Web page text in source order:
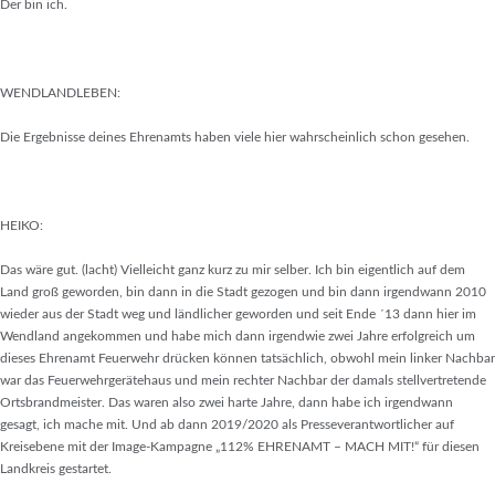
Der bin ich.
WENDLANDLEBEN:
Die Ergebnisse deines Ehrenamts haben viele hier wahrscheinlich schon gesehen.
HEIKO:
Das wäre gut. (lacht) Vielleicht ganz kurz zu mir selber. Ich bin eigentlich auf dem
Land groß geworden, bin dann in die Stadt gezogen und bin dann irgendwann 2010
wieder aus der Stadt weg und ländlicher geworden und seit Ende ´13 dann hier im
Wendland angekommen und habe mich dann irgendwie zwei Jahre erfolgreich um
dieses Ehrenamt Feuerwehr drücken können tatsächlich, obwohl mein linker Nachbar
war das Feuerwehrgerätehaus und mein rechter Nachbar der damals stellvertretende
Ortsbrandmeister. Das waren also zwei harte Jahre, dann habe ich irgendwann
gesagt, ich mache mit. Und ab dann 2019/2020 als Presseverantwortlicher auf
Kreisebene mit der Image-Kampagne „112% EHRENAMT – MACH MIT!“ für diesen
Landkreis gestartet.